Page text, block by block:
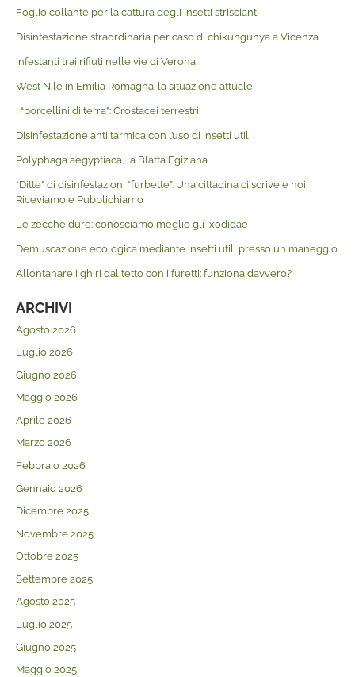
Foglio collante per la cattura degli insetti striscianti
Disinfestazione straordinaria per caso di chikungunya a Vicenza
Infestanti trai rifiuti nelle vie di Verona
West Nile in Emilia Romagna: la situazione attuale
I “porcellini di terra”: Crostacei terrestri
Disinfestazione anti tarmica con l’uso di insetti utili
Polyphaga aegyptiaca, la Blatta Egiziana
“Ditte” di disinfestazioni “furbette”. Una cittadina ci scrive e noi
Riceviamo e Pubblichiamo
Le zecche dure: conosciamo meglio gli Ixodidae
Demuscazione ecologica mediante insetti utili presso un maneggio
Allontanare i ghiri dal tetto con i furetti: funziona davvero?
ARCHIVI
Agosto 2026
Luglio 2026
Giugno 2026
Maggio 2026
Aprile 2026
Marzo 2026
Febbraio 2026
Gennaio 2026
Dicembre 2025
Novembre 2025
Ottobre 2025
Settembre 2025
Agosto 2025
Luglio 2025
Giugno 2025
Maggio 2025